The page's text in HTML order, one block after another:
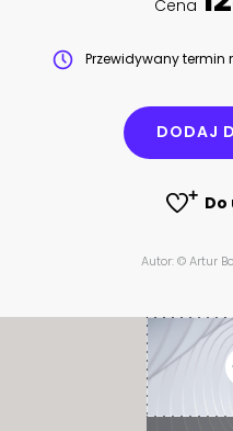
Cena
Przewidywany termin
DODAJ
Autor: © Artur